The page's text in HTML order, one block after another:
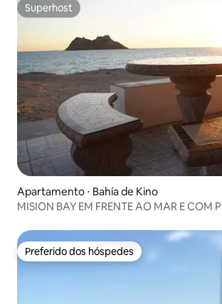
Superhost
Superhost
Apartamento ⋅ Bahía de Kino
MISION BAY EM FRENTE AO MAR E COM
Preferido dos hóspedes
Preferido dos hóspedes